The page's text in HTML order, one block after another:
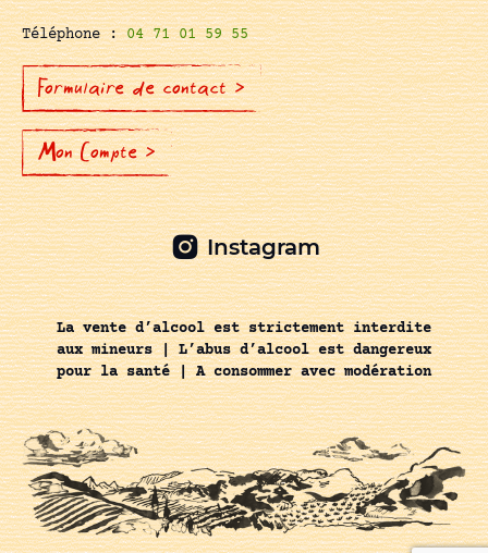
Téléphone :04 71 01 59 55
Formulaire de contact >
Mon Compte >
Instagram
La vente d’alcool est strictement interdite
aux mineurs | L’abus d’alcool est dangereux
pour la santé | A consommer avec modération